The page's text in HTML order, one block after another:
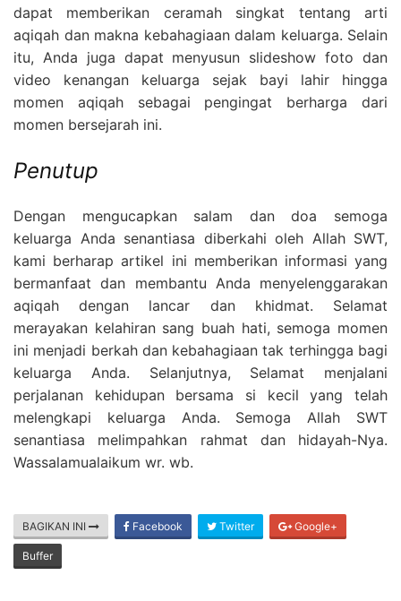
dapat memberikan ceramah singkat tentang arti
aqiqah dan makna kebahagiaan dalam keluarga. Selain
itu, Anda juga dapat menyusun slideshow foto dan
video kenangan keluarga sejak bayi lahir hingga
momen aqiqah sebagai pengingat berharga dari
momen bersejarah ini.
Penutup
Dengan mengucapkan salam dan doa semoga
keluarga Anda senantiasa diberkahi oleh Allah SWT,
kami berharap artikel ini memberikan informasi yang
bermanfaat dan membantu Anda menyelenggarakan
aqiqah dengan lancar dan khidmat. Selamat
merayakan kelahiran sang buah hati, semoga momen
ini menjadi berkah dan kebahagiaan tak terhingga bagi
keluarga Anda. Selanjutnya, Selamat menjalani
perjalanan kehidupan bersama si kecil yang telah
melengkapi keluarga Anda. Semoga Allah SWT
senantiasa melimpahkan rahmat dan hidayah-Nya.
Wassalamualaikum wr. wb.
BAGIKAN INI Facebook Twitter Google+
Buffer